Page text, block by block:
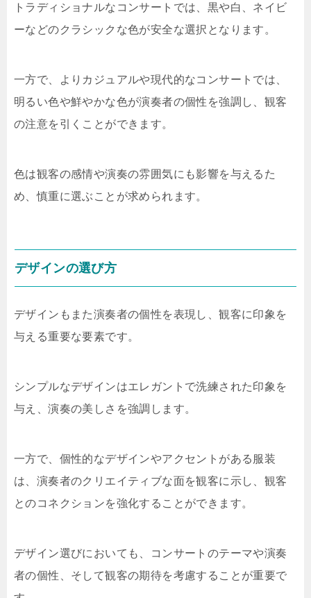
トラディショナルなコンサートでは、黒や白、ネイビ
ーなどのクラシックな色が安全な選択となります。
一方で、よりカジュアルや現代的なコンサートでは、
明るい色や鮮やかな色が演奏者の個性を強調し、観客
の注意を引くことができます。
色は観客の感情や演奏の雰囲気にも影響を与えるた
め、慎重に選ぶことが求められます。
デザインの選び方
デザインもまた演奏者の個性を表現し、観客に印象を
与える重要な要素です。
シンプルなデザインはエレガントで洗練された印象を
与え、演奏の美しさを強調します。
一方で、個性的なデザインやアクセントがある服装
は、演奏者のクリエイティブな面を観客に示し、観客
とのコネクションを強化することができます。
デザイン選びにおいても、コンサートのテーマや演奏
者の個性、そして観客の期待を考慮することが重要で